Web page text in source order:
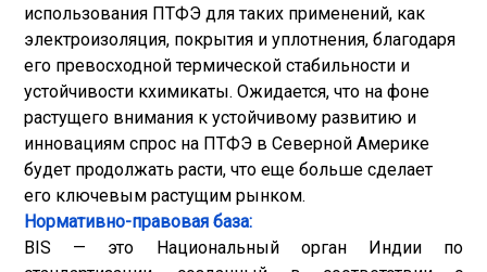
использования ПТФЭ для таких применений, как
электроизоляция, покрытия и уплотнения, благодаря
его превосходной термической стабильности и
устойчивости кхимикаты. Ожидается, что на фоне
растущего внимания к устойчивому развитию и
инновациям спрос на ПТФЭ в Северной Америке
будет продолжать расти, что еще больше сделает
его ключевым растущим рынком.
Нормативно-правовая база:
BIS — это Национальный орган Индии по